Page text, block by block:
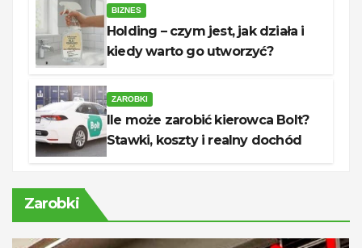
BIZNES
Holding – czym jest, jak działa i
kiedy warto go utworzyć?
ZAROBKI
Ile może zarobić kierowca Bolt?
Stawki, koszty i realny dochód
Zarobki